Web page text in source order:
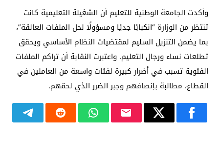
وأكدت الجامعة الوطنية للتعليم أن الشغيلة التعليمية كانت
تنتظر من الوزارة “انكبابًا جديًا ومسؤولًا لحل الملفات العالقة”،
بما يضمن التنزيل السليم لمقتضيات النظام الأساسي ويحقق
تطلعات نساء ورجال التعليم. واعتبرت النقابة أن تراكم الملفات
الفئوية تسبب في أضرار كبيرة لفئات واسعة من العاملين في
القطاع، مطالبة بإنصافهم وجبر الضرر الذي لحقهم.